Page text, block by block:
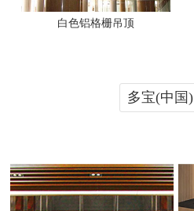
白色铝格栅吊顶
多宝(中国)